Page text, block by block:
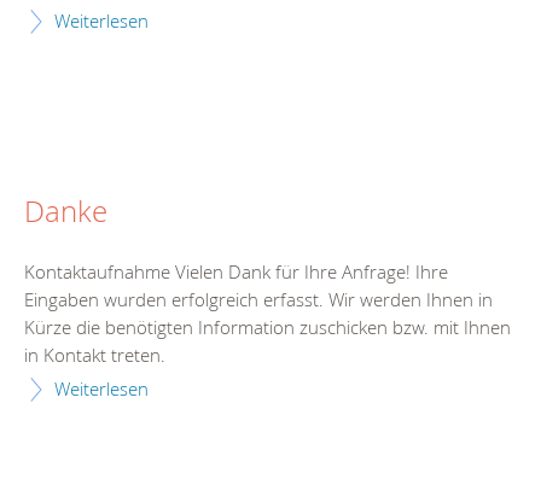
Weiterlesen
Danke
Kontaktaufnahme Vielen Dank für Ihre Anfrage! Ihre
Eingaben wurden erfolgreich erfasst. Wir werden Ihnen in
Kürze die benötigten Information zuschicken bzw. mit Ihnen
in Kontakt treten.
Weiterlesen